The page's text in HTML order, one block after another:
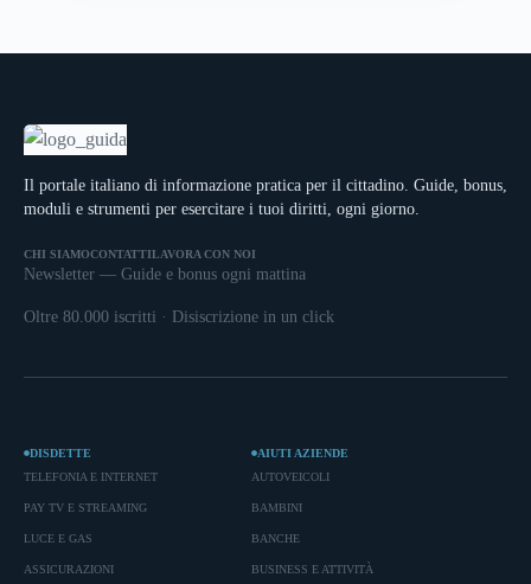
Il portale italiano di informazione pratica per il cittadino. Guide, bonus,
moduli e strumenti per esercitare i tuoi diritti, ogni giorno.
CHI SIAMOCONTATTILAVORA CON NOI
Newsletter — Guide e bonus ogni mattina
Oltre 80.000 iscritti · Disiscrizione in un click
DISDETTE
TELEFONIA E INTERNET
PAY TV E STREAMING
LUCE E GAS
ASSICURAZIONI
AIUTI AZIENDE
AUTOVEICOLI
BAMBINI
BANCHE
BUSINESS E ATTIVITÀ